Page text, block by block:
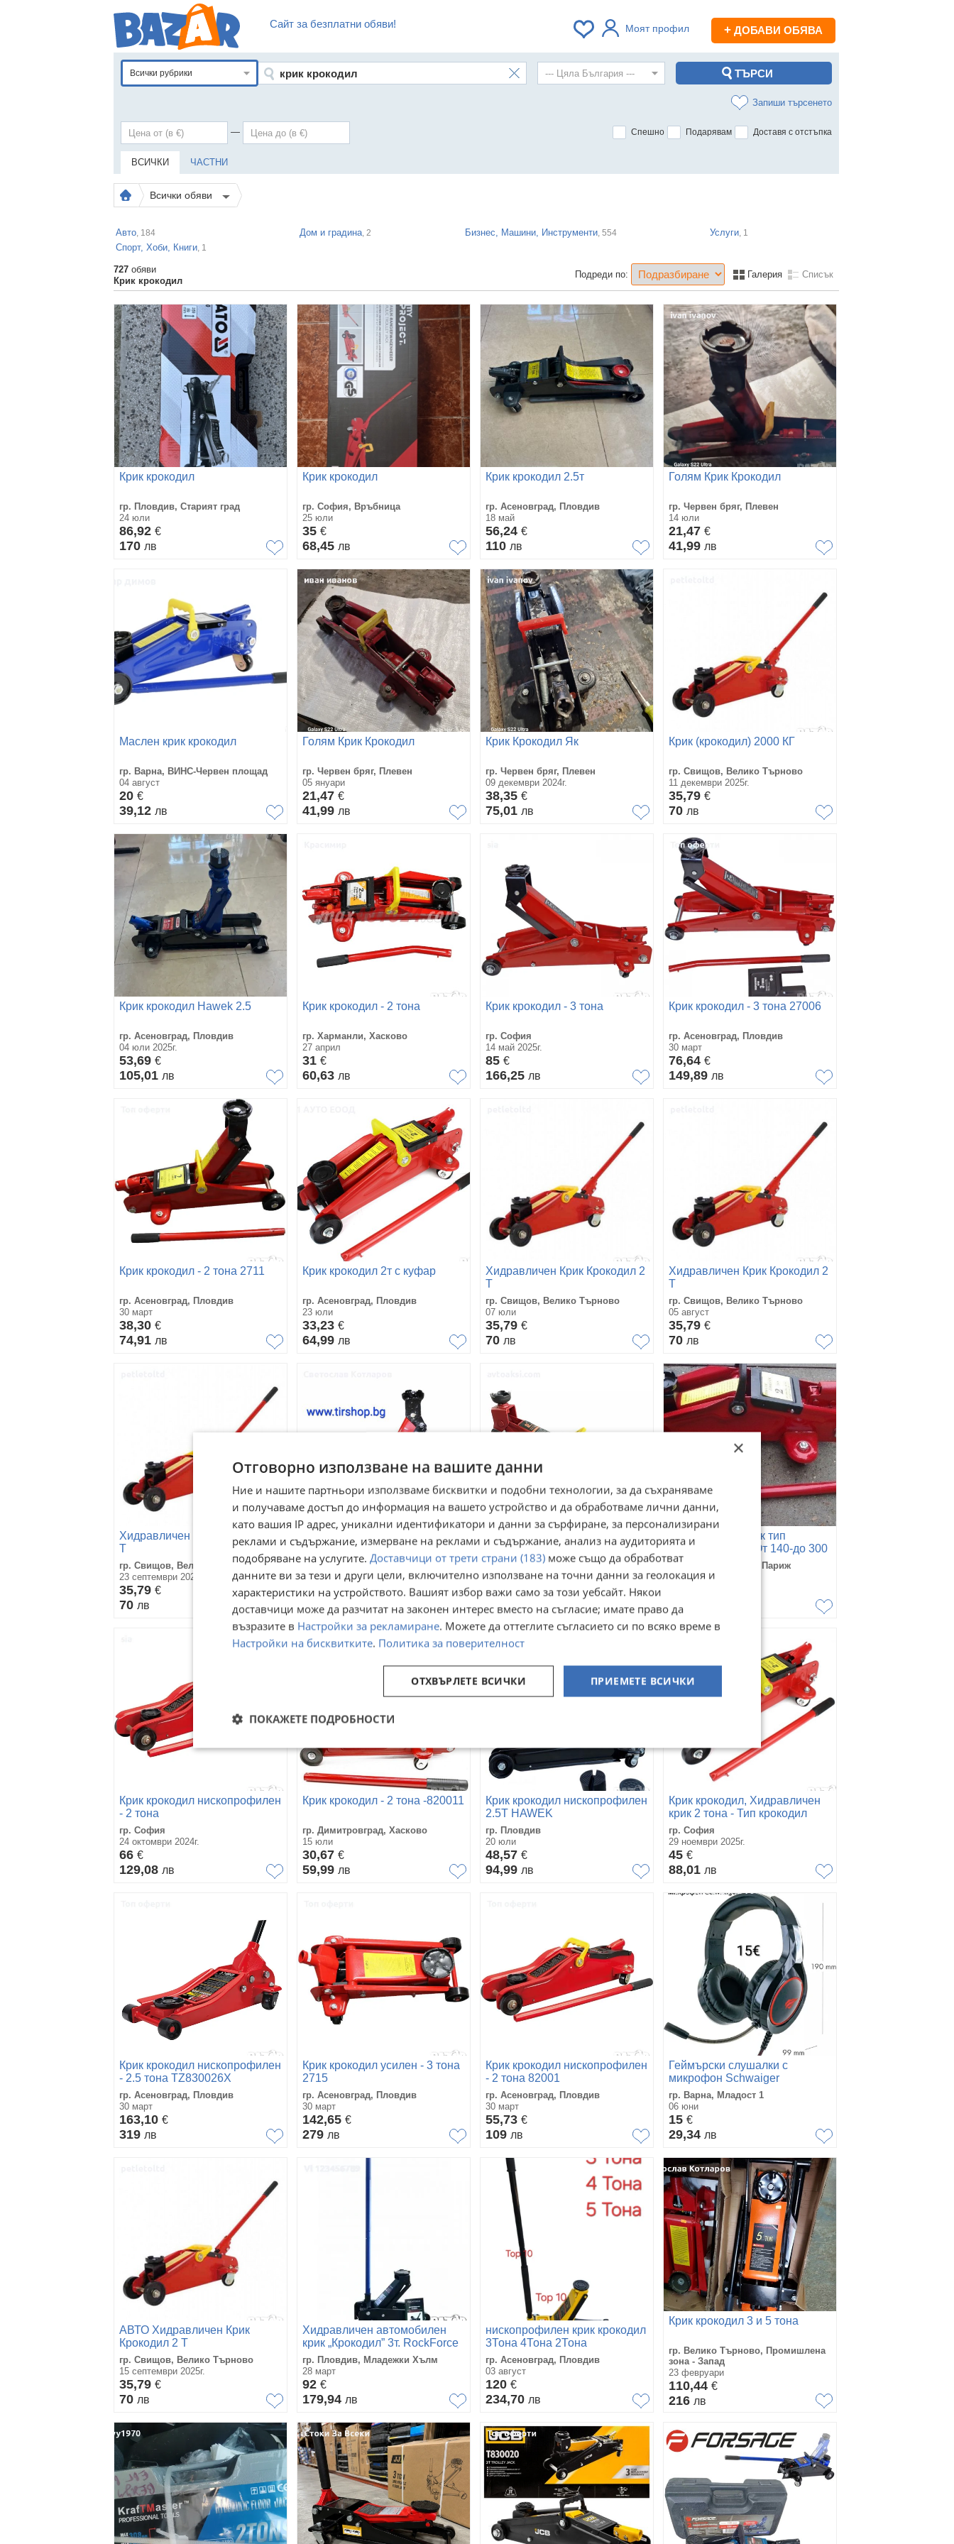
Сайт за безплатни обяви! Моят профил + ДОБАВИ ОБЯВА
Всички рубрики
Запиши търсенето
— Спешно Подарявам Доставя с отстъпка
ВСИЧКИ ЧАСТНИ
Всички обяви
Авто, 184
Спорт, Хоби, Книги, 1
Дом и градина, 2 Бизнес, Машини, Инструменти, 554 Услуги, 1
727 обяви
Крик крокодил
Подреди по: Галерия Списък
Крик крокодил
гр. Пловдив, Старият град
24 юли
86,92 €
170 лв
Крик крокодил
гр. София, Връбница
25 юли
35 €
68,45 лв
Крик крокодил 2.5т
гр. Асеновград, Пловдив
18 май
56,24 €
110 лв
Голям Крик Крокодил
гр. Червен бряг, Плевен
14 юли
21,47 €
41,99 лв
Маслен крик крокодил
гр. Варна, ВИНС-Червен площад
04 август
20 €
39,12 лв
Голям Крик Крокодил
гр. Червен бряг, Плевен
05 януари
21,47 €
41,99 лв
Крик Крокодил Як
гр. Червен бряг, Плевен
09 декември 2024г.
38,35 €
75,01 лв
Крик (крокодил) 2000 КГ
гр. Свищов, Велико Търново
11 декември 2025г.
35,79 €
70 лв
Крик крокодил Hawek 2.5
гр. Асеновград, Пловдив
04 юли 2025г.
53,69 €
105,01 лв
Крик крокодил - 2 тона
гр. Харманли, Хасково
27 април
31 €
60,63 лв
Крик крокодил - 3 тона
гр. София
14 май 2025г.
85 €
166,25 лв
Крик крокодил - 3 тона 27006
гр. Асеновград, Пловдив
30 март
76,64 €
149,89 лв
Крик крокодил - 2 тона 2711
гр. Асеновград, Пловдив
30 март
38,30 €
74,91 лв
Крик крокодил 2т с куфар
гр. Асеновград, Пловдив
23 юли
33,23 €
64,99 лв
Хидравличен Крик Крокодил 2
Т
гр. Свищов, Велико Търново
07 юли
35,79 €
70 лв
Хидравличен Крик Крокодил 2
Т
гр. Свищов, Велико Търново
05 август
35,79 €
70 лв
Хидравличен крик Крокодил 2
Т
гр. Свищов, Велико Търново
23 септември 2024г.
35,79 €
70 лв
Крик крокодил усилен – 3 тона
гр. Велико Търново, Промишлена
зона - Запад
02 март
147,25€
288 лв
2003
гр. Димитровград, Хасково
03 август
35,79€
70лв
Хидравличен крик тип
крокодил до 2 т. От 140-до 300
мм. нови !
гр. Пловдив, Кючук Париж
30 юли
66,50
Крик крокодил нископрофилен
- 2 тона
гр. София
24 октомври 2024г.
66 €
129,08 лв
Крик крокодил - 2 тона -820011
гр. Димитровград, Хасково
15 юли
30,67 €
59,99 лв
Крик крокодил нископрофилен
2.5Т HAWEK
гр. Пловдив
20 юли
48,57 €
94,99 лв
Крик крокодил, Хидравличен
крик 2 тона - Тип крокодил
гр. София
29 ноември 2025г.
45 €
88,01 лв
Крик крокодил нископрофилен
- 2.5 тона TZ830026X
гр. Асеновград, Пловдив
30 март
163,10 €
319 лв
Крик крокодил усилен - 3 тона
2715
гр. Асеновград, Пловдив
30 март
142,65 €
279 лв
Крик крокодил нископрофилен
- 2 тона 82001
гр. Асеновград, Пловдив
30 март
55,73 €
109 лв
Геймърски слушалки с
микрофон Schwaiger
гр. Варна, Младост 1
06 юни
15 €
29,34 лв
АВТО Хидравличен Крик
Крокодил 2 Т
гр. Свищов, Велико Търново
15 септември 2025г.
35,79 €
70 лв
Хидравличен автомобилен
крик „Крокодил” 3т. RockForce
гр. Пловдив, Младежки Хълм
28 март
92 €
179,94 лв
нископрофилен крик крокодил
3Тона 4Тона 2Тона
гр. Асеновград, Пловдив
03 август
120 €
234,70 лв
Крик крокодил 3 и 5 тона
гр. Велико Търново, Промишлена
зона - Запад
23 февруари
110,44 €
216 лв
×
Отговорно използване на вашите данни
Ние и нашите партньори използваме бисквитки и подобни технологии, за да съхраняваме
и получаваме достъп до информация на вашето устройство и да обработваме лични данни,
като вашия IP адрес, уникални идентификатори и данни за сърфиране, за персонализирани
реклами и съдържание, измерване на реклами и съдържание, анализ на аудиторията и
подобряване на услугите. Доставчици от трети страни (183) може също да обработват
данните ви за тези и други цели, включително използване на точни данни за геолокация и
характеристики на устройството. Вашият избор важи само за този уебсайт. Някои
доставчици може да разчитат на законен интерес вместо на съгласие; имате право да
възразите в Настройки за рекламиране. Можете да оттеглите съгласието си по всяко време в
Настройки на бисквитките. Политика за поверителност
ПРИЕМЕТЕ ВСИЧКИ
ОТХВЪРЛЕТЕ ВСИЧКИ
ПОКАЖЕТЕ ПОДРОБНОСТИ